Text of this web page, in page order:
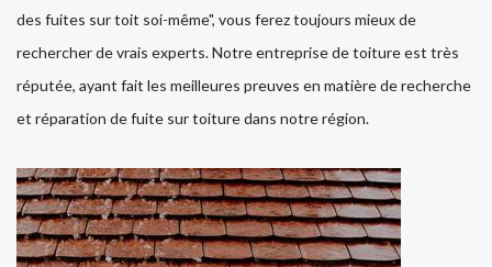
des fuites sur toit soi-même", vous ferez toujours mieux de
rechercher de vrais experts. Notre entreprise de toiture est très
réputée, ayant fait les meilleures preuves en matière de recherche
et réparation de fuite sur toiture dans notre région.